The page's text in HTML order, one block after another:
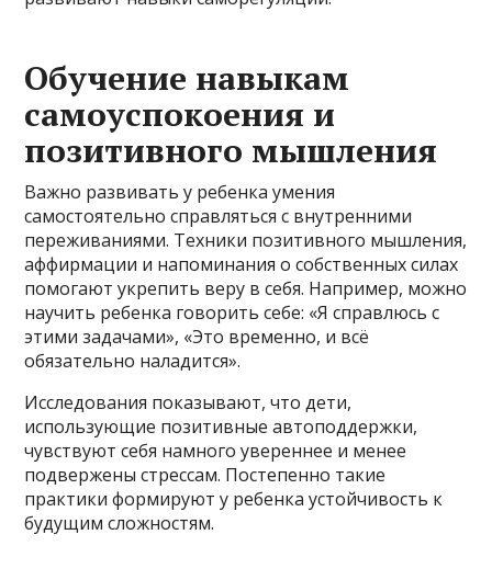
Обучение навыкам
самоуспокоения и
позитивного мышления
Важно развивать у ребенка умения
самостоятельно справляться с внутренними
переживаниями. Техники позитивного мышления,
аффирмации и напоминания о собственных силах
помогают укрепить веру в себя. Например, можно
научить ребенка говорить себе: «Я справлюсь с
этими задачами», «Это временно, и всё
обязательно наладится».
Исследования показывают, что дети,
использующие позитивные автоподдержки,
чувствуют себя намного увереннее и менее
подвержены стрессам. Постепенно такие
практики формируют у ребенка устойчивость к
будущим сложностям.